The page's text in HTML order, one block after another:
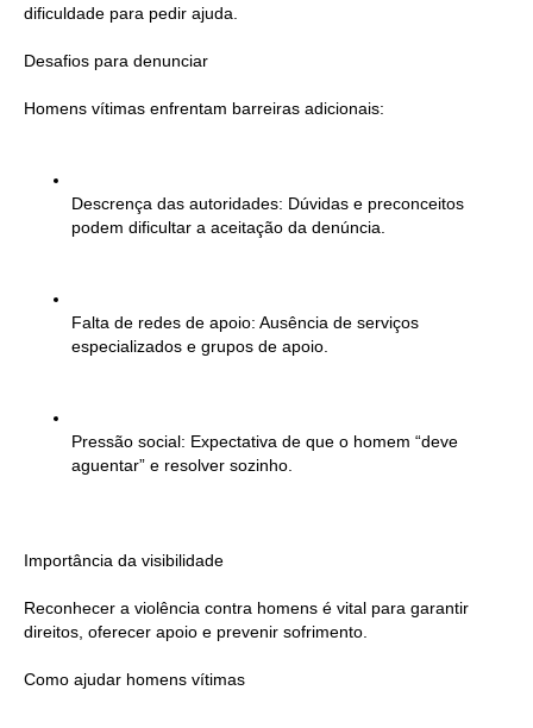
dificuldade para pedir ajuda.
Desafios para denunciar
Homens vítimas enfrentam barreiras adicionais:
Descrença das autoridades: Dúvidas e preconceitos
podem dificultar a aceitação da denúncia.
Falta de redes de apoio: Ausência de serviços
especializados e grupos de apoio.
Pressão social: Expectativa de que o homem “deve
aguentar” e resolver sozinho.
Importância da visibilidade
Reconhecer a violência contra homens é vital para garantir
direitos, oferecer apoio e prevenir sofrimento.
Como ajudar homens vítimas